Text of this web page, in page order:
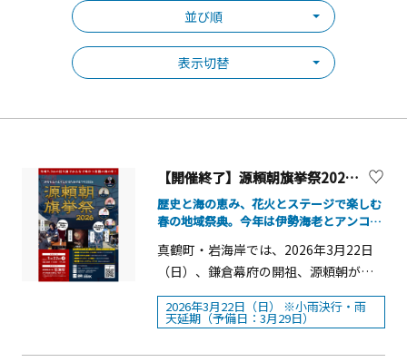
並び順
表示切替
【開催終了】源頼朝旗挙祭2026【真鶴町】
歴史と海の恵み、花火とステージで楽しむ
春の地域祭典。今年は伊勢海老とアンコウ
真鶴町・岩海岸では、2026年3月22日
（日）、鎌倉幕府の開祖、源頼朝が真
鶴町の「岩海岸」から安房国（現在の
千葉県南部）へと船出をした史実にち
2026（みなもとのよりともはたあげま
2026年3月22日（日） ※小雨決行・雨
天延期（予備日：3月29日）